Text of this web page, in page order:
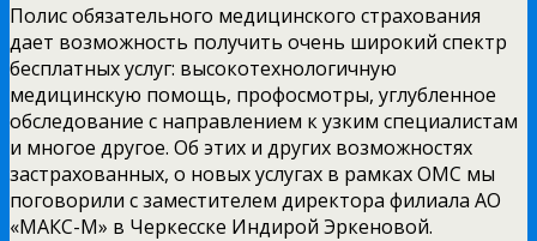
Полис обязательного медицинского страхования
дает возможность получить очень широкий спектр
бесплатных услуг: высокотехнологичную
медицинскую помощь, профосмотры, углубленное
обследование с направлением к узким специалистам
и многое другое. Об этих и других возможностях
застрахованных, о новых услугах в рамках ОМС мы
поговорили с заместителем директора филиала АО
«МАКС-М» в Черкесске Индирой Эркеновой.